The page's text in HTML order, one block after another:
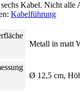
Kabel. Nicht
Kabelführung
Metall in matt
Ø 12,5 cm,